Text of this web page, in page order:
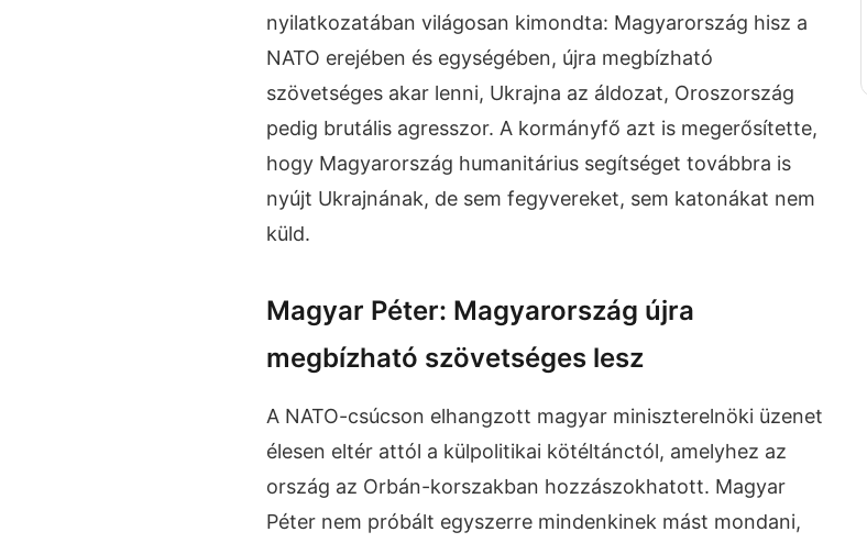
nyilatkozatában világosan kimondta: Magyarország hisz a
NATO erejében és egységében, újra megbízható
szövetséges akar lenni, Ukrajna az áldozat, Oroszország
pedig brutális agresszor. A kormányfő azt is megerősítette,
hogy Magyarország humanitárius segítséget továbbra is
nyújt Ukrajnának, de sem fegyvereket, sem katonákat nem
küld.
Magyar Péter: Magyarország újra
megbízható szövetséges lesz
A NATO-csúcson elhangzott magyar miniszterelnöki üzenet
élesen eltér attól a külpolitikai kötéltánctól, amelyhez az
ország az Orbán-korszakban hozzászokhatott. Magyar
Péter nem próbált egyszerre mindenkinek mást mondani,